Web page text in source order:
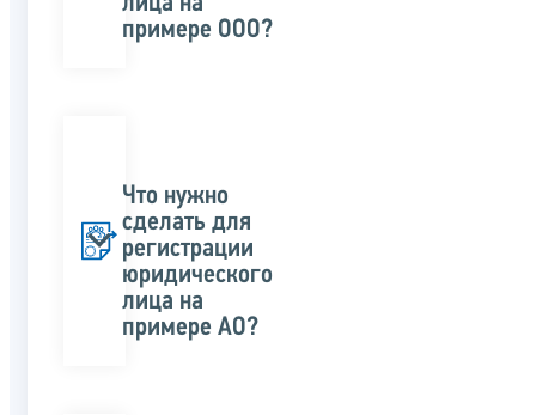
примере ООО?
Что нужно
сделать для
регистрации
юридического
лица на
примере АО?